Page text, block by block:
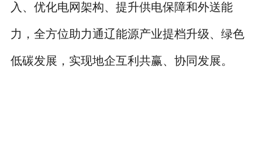
入、优化电网架构、提升供电保障和外送能
力，全方位助力通辽能源产业提档升级、绿色
低碳发展，实现地企互利共赢、协同发展。